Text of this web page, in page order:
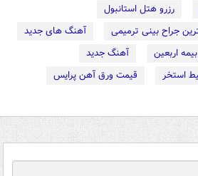
رزرو هتل استانبول
جراح بینی ترمیمی
آهنگ های جدید
اربعین
آهنگ جدید
استخر
قیمت ورق آهن پرایس